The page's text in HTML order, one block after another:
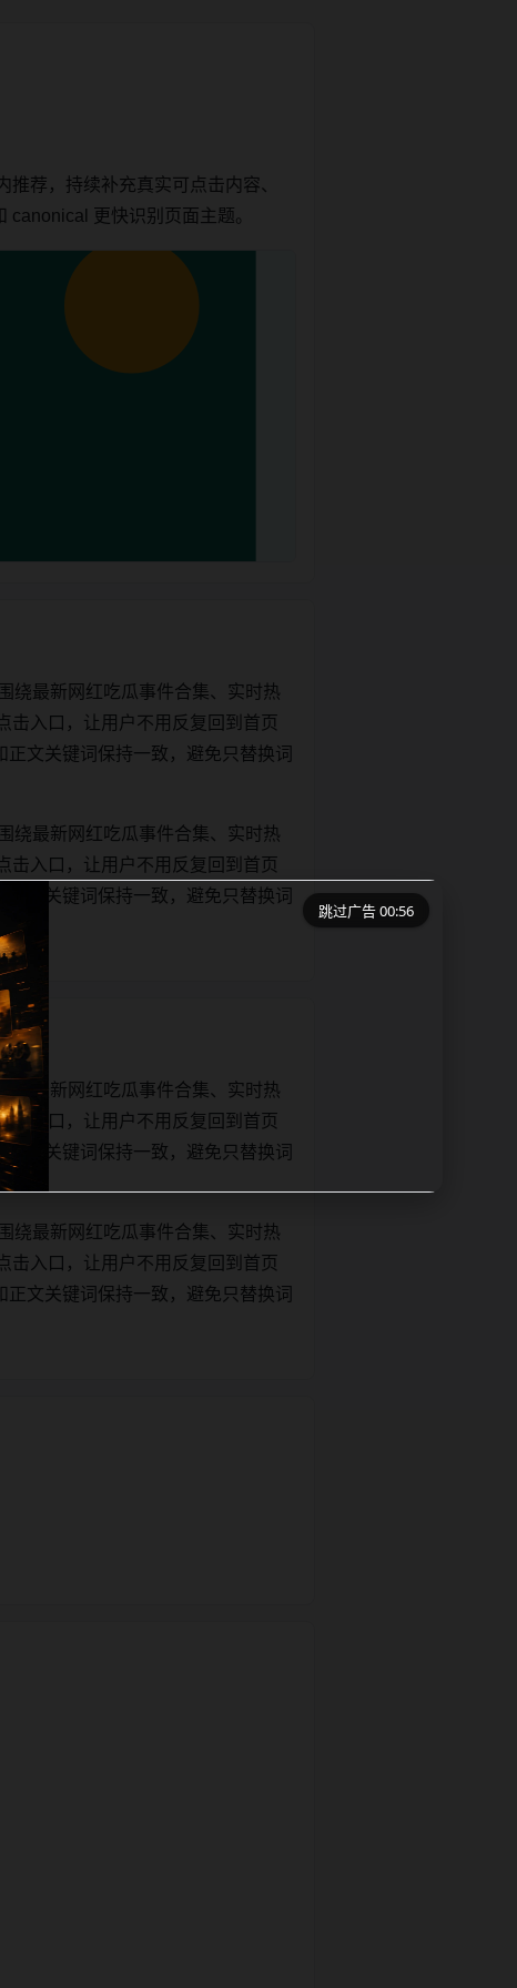
荐，持续补充真实可点击内容、
更快识别页面主题。
绕最新网红吃瓜事件合集、实时热
击入口，让用户不用反复回到首页
文关键词保持一致，避免只替换词
绕最新网红吃瓜事件合集、实时热
击入口，让用户不用反复回到首页
文关键词保持一致，避免只替换词
绕最新网红吃瓜事件合集、实时热
击入口，让用户不用反复回到首页
文关键词保持一致，避免只替换词
绕最新网红吃瓜事件合集、实时热
击入口，让用户不用反复回到首页
文关键词保持一致，避免只替换词
跳过广告 00:56